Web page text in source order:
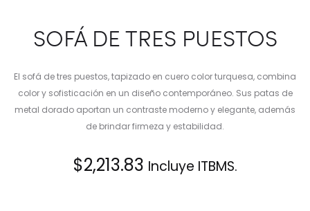
SOFÁ DE TRES PUESTOS
El sofá de tres puestos, tapizado en cuero color turquesa, combina
color y sofisticación en un diseño contemporáneo. Sus patas de
metal dorado aportan un contraste moderno y elegante, además
de brindar firmeza y estabilidad.
$2,213.83 Incluye ITBMS.